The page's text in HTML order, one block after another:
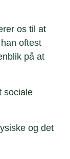
os til at
oftest
på at
sociale
og det